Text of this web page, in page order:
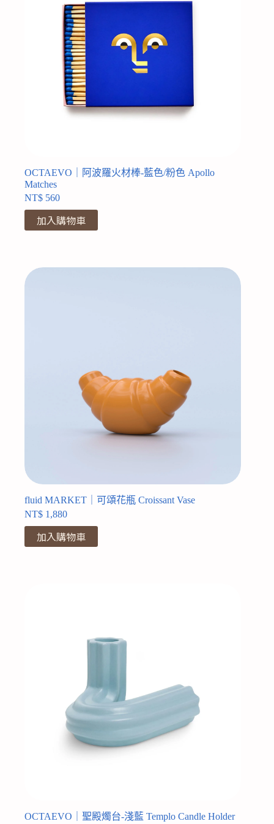
OCTAEVO｜阿波羅火材棒-藍色/粉色 Apollo
Matches
NT$ 560
加入購物車
fluid MARKET｜可頌花瓶 Croissant Vase
NT$ 1,880
加入購物車
OCTAEVO｜聖殿燭台-淺藍 Templo Candle Holder